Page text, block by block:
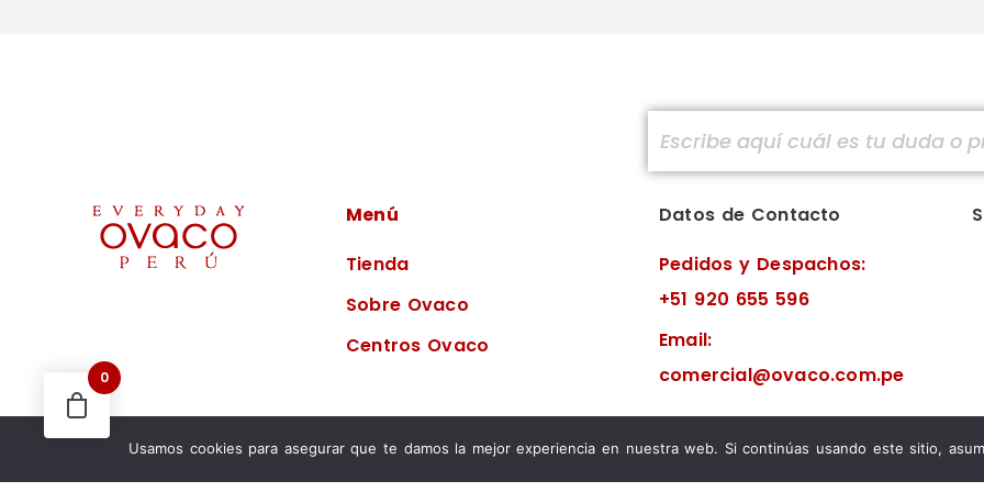
Menú
Tienda
Sobre Ovaco
Centros Ovaco
Datos de Contacto
Pedidos y Despachos:
+51 920 655 596
Email:
comercial@ovaco.com.pe
0
Usamos cookies para asegurar que te damos la mejor experiencia en nuestra web. Si continúas usando este sitio,